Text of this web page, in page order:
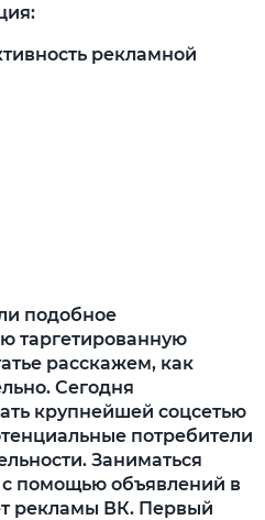
подобное
таргетированную
расскажем, как
Сегодня
крупнейшей соцсетью
потребители
Заниматься
помощью объявлений в
рекламы ВК. Первый
рекламной